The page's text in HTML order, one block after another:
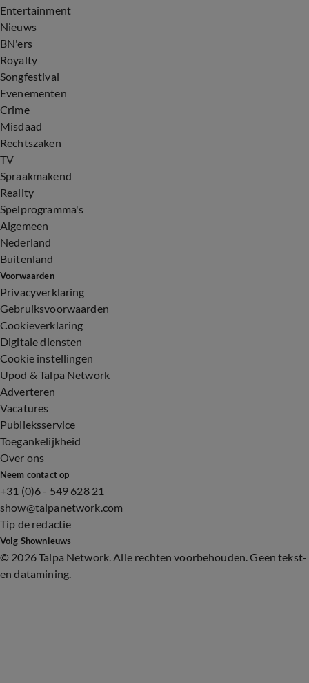
Entertainment
Nieuws
BN'ers
Royalty
Songfestival
Evenementen
Crime
Misdaad
Rechtszaken
TV
Spraakmakend
Reality
Spelprogramma's
Algemeen
Nederland
Buitenland
Voorwaarden
Privacyverklaring
Gebruiksvoorwaarden
Cookieverklaring
Digitale diensten
Cookie instellingen
Upod & Talpa Network
Adverteren
Vacatures
Publieksservice
Toegankelijkheid
Over ons
Neem contact op
+31 (0)6 - 549 628 21
show@talpanetwork.com
Tip de redactie
Volg Shownieuws
© 2026 Talpa Network. Alle rechten voorbehouden. Geen tekst-
en datamining.